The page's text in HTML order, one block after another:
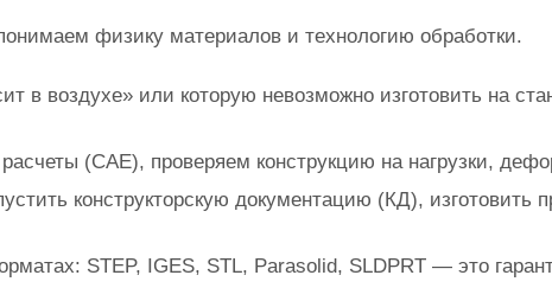
физику материалов и технологию обработки.
в воздухе» или которую невозможно изготовить на
(CAE), проверяем конструкцию на нагрузки,
конструкторскую документацию (КД), изготовить
STEP, IGES, STL, Parasolid, SLDPRT — это